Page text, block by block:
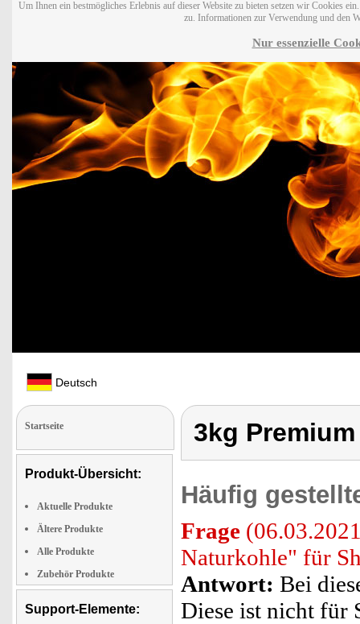
Um Ihnen ein bestmögliches Erlebnis auf dieser Website zu bieten setzen wir Cookies
zu. Informationen zur Verwendung und den
Nur essenzielle
Deutsch
Startseite
Produkt-Übersicht:
Aktuelle Produkte
Ältere Produkte
Alle Produkte
Zubehör Produkte
Support-Elemente:
3kg
Häufig
Frage
Naturkohle" für
Antwort: Bei
Diese ist nicht für